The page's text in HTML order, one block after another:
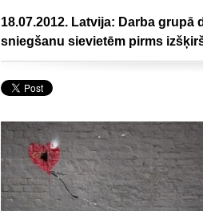
18.07.2012. Latvija: Darba
sniegšanu sievietēm pirms